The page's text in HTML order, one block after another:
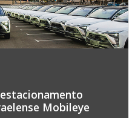
Mobileye